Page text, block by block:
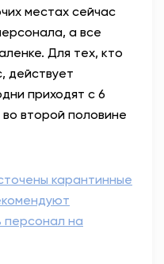
местах сейчас
а все
Для тех, кто
действует
приходят с 6
второй половине
карантинные
персонал на